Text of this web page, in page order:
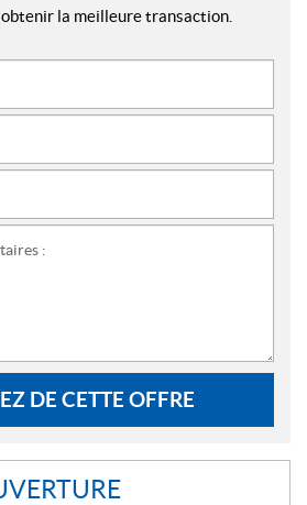
la meilleure transaction.
:
DE CETTE OFFRE